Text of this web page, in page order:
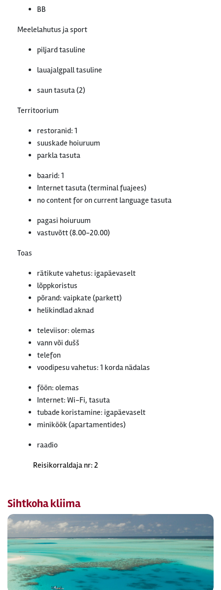
BB
Meelelahutus ja sport
piljard tasuline
lauajalgpall tasuline
saun tasuta (2)
Territoorium
restoranid: 1
suuskade hoiuruum
parkla tasuta
baarid: 1
Internet tasuta (terminal fuajees)
no content for on current language tasuta
pagasi hoiuruum
vastuvõtt (8.00-20.00)
Toas
rätikute vahetus: igapäevaselt
lõppkoristus
põrand: vaipkate (parkett)
helikindlad aknad
televiisor: olemas
vann või dušš
telefon
voodipesu vahetus: 1 korda nädalas
föön: olemas
Internet: Wi-Fi, tasuta
tubade koristamine: igapäevaselt
miniköök (apartamentides)
raadio
Reisikorraldaja nr: 2
Sihtkoha kliima